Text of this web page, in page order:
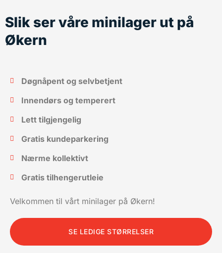
Slik ser våre minilager ut på
Økern
Døgnåpent og selvbetjent
Innendørs og temperert
Lett tilgjengelig
Gratis kundeparkering
Nærme kollektivt
Gratis tilhengerutleie
Velkommen til vårt minilager på Økern!
SE LEDIGE STØRRELSER